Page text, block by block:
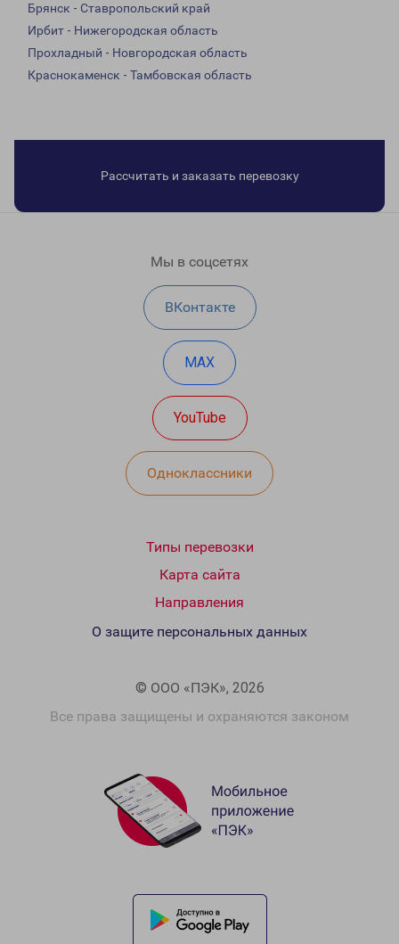
Брянск - Ставропольский край
Ирбит - Нижегородская область
Прохладный - Новгородская область
Краснокаменск - Тамбовская область
Рассчитать и заказать перевозку
Мы в соцсетях
ВКонтакте
MAX
YouTube
Одноклассники
Типы перевозки
Карта сайта
Направления
© ООО «ПЭК», 2026
Все права защищены и охраняются законом
О защите персональных данных